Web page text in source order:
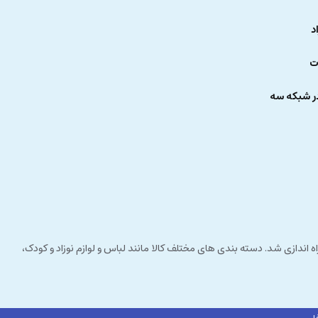
شبکه سه
مشتری مداری راه اندازی شد. دسته بندی های مختلف کالا مانند لباس و لوازم نوزاد و کودک،